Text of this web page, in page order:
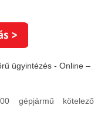
ügyintézés - Online –
gépjármű kötelező